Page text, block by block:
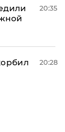
20:35
20:28